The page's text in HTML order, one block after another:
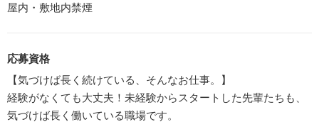
屋内・敷地内禁煙
応募資格
【気づけば長く続けている、そんなお仕事。】
経験がなくても大丈夫！未経験からスタートした先輩たちも、
気づけば長く働いている職場です。